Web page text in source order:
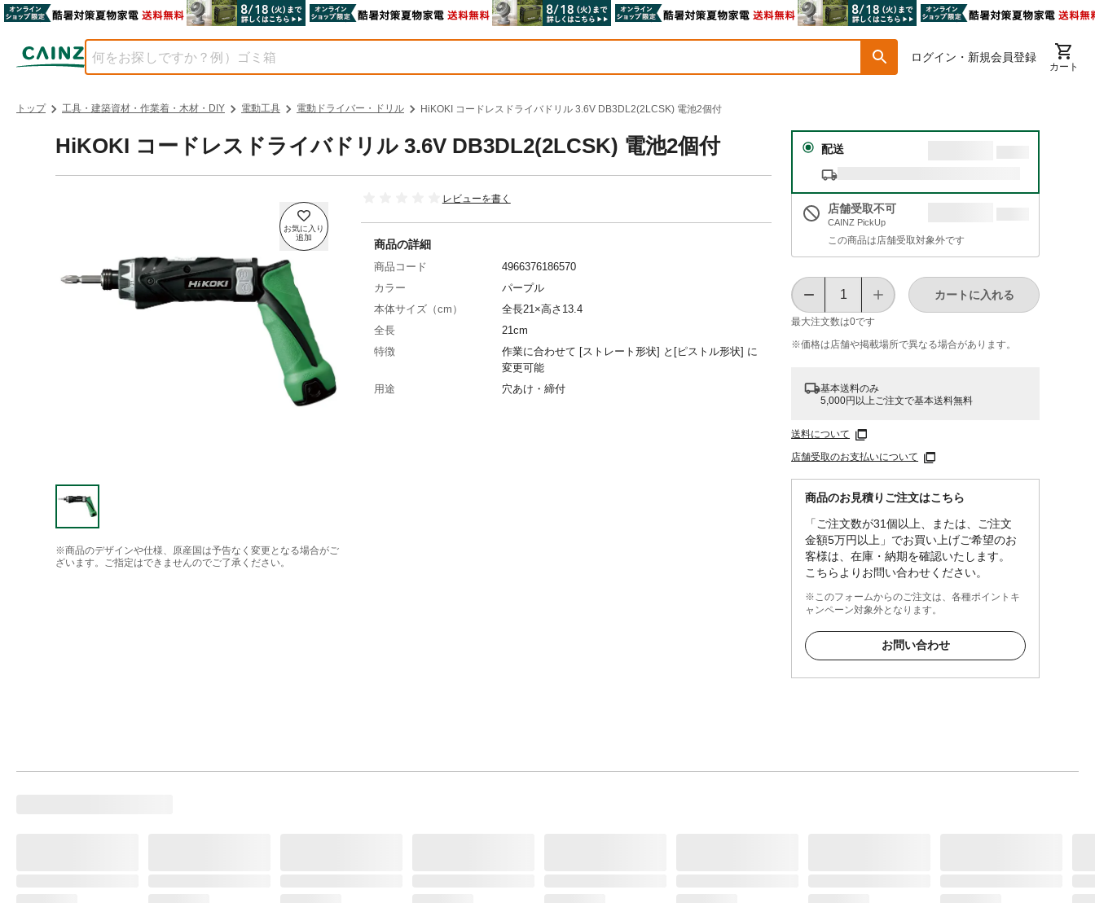
ログイン・新規会員登録
カート
トップ 工具・建築資材・作業着・木材・DIY 電動工具 電動ドライバー・ドリル HiKOKI コードレスドライバドリル 3.6V DB3DL2(2LCSK) 電池2個付
HiKOKI コードレスドライバドリル 3.6V DB3DL2(2LCSK) 電池2個付
※商品のデザインや仕様、原産国は予告なく変更となる場合がご
ざいます。ご指定はできませんのでご了承ください。
レビューを書く
配送
店舗受取不可
CAINZ PickUp
この商品は店舗受取対象外です
最大注文数は0です
カートに入れる
※価格は​店舗や​掲載場所で​異なる​場合が​あります。
基本送料のみ
5,000円以上ご注文で基本送料無料
送料について
店舗受取のお支払いについて
商品のお見積りご注文はこちら
「ご注文数が31個以上、または、ご注文
金額5万円以上」でお買い上げご希望のお
客様は、在庫・納期を確認いたします。
こちらよりお問い合わせください。
※このフォームからのご注文は、各種ポイントキ
ャンペーン対象外となります。
お問い合わせ
商品の詳細
商品コード
4966376186570
カラー
パープル
本体サイズ（cm）
全長21×高さ13.4
全長
21cm
特徴
作業に合わせて [ストレート形状] と[ピストル形状] に
変更可能
用途
穴あけ・締付